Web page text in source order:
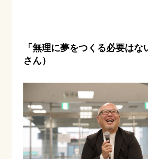
「無理に夢をつくる必要はな
さん）